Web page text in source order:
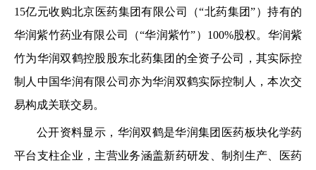
15亿元收购北京医药集团有限公司（“北药集团”）持有的
华润紫竹药业有限公司（“华润紫竹”）100%股权。华润紫
竹为华润双鹤控股股东北药集团的全资子公司，其实际控
制人中国华润有限公司亦为华润双鹤实际控制人，本次交
易构成关联交易。
公开资料显示，华润双鹤是华润集团医药板块化学药
平台支柱企业，主营业务涵盖新药研发、制剂生产、医药